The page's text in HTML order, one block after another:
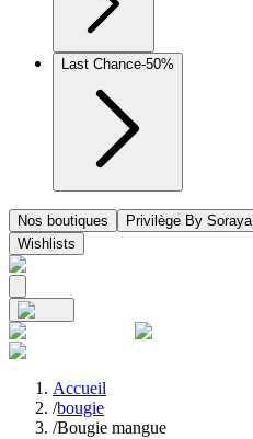
Last Chance-50%
Nos boutiques Privilège By Soraya
Wishlists
Accueil
/bougie
/Bougie mangue